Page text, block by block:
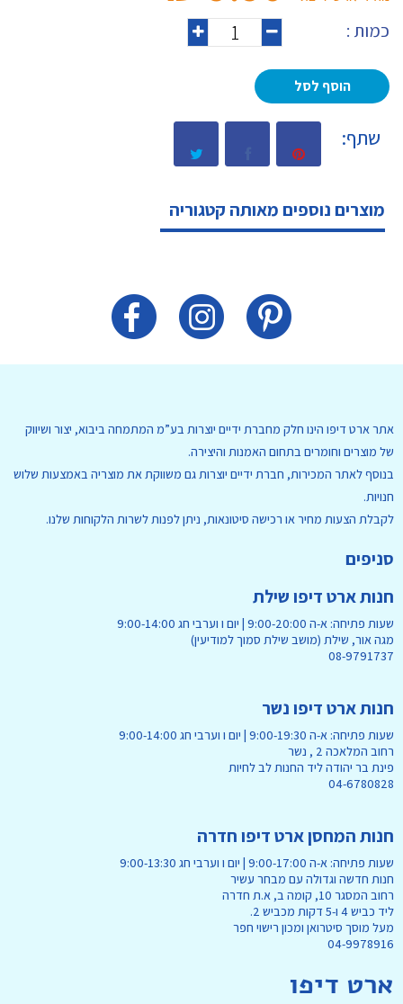
כמות :
הוסף לסל
שתף:
מוצרים נוספים מאותה קטגוריה
אתר ארט דיפו הינו חלק מחברת ידיים יוצרות בע”מ המתמחה ביבוא, יצור ושיווק
של מוצרים וחומרים בתחום האמנות והיצירה.
בנוסף לאתר המכירות, חברת ידיים יוצרות גם משווקת את מוצריה באמצעות שלוש
חנויות.
לקבלת הצעות מחיר או רכישה סיטונאות, ניתן לפנות לשרות הלקוחות שלנו.
סניפים
חנות ארט דיפו שילת
שעות פתיחה: א-ה 9:00-20:00 | יום ו וערבי חג 9:00-14:00
מגה אור, שילת (מושב שילת סמוך למודיעין)
08-9791737
חנות ארט דיפו נשר
שעות פתיחה: א-ה 9:00-19:30 | יום ו וערבי חג 9:00-14:00
רחוב המלאכה 2 , נשר
פינת בר יהודה ליד החנות לב לחיות
04-6780828
חנות המחסן ארט דיפו חדרה
שעות פתיחה: א-ה 9:00-17:00 | יום ו וערבי חג 9:00-13:30
חנות חדשה וגדולה עם מבחר עשיר
רחוב המסגר 10, קומה ב, א.ת חדרה
ליד כביש 4 ו-5 דקות מכביש 2.
מעל מוסך סיטרואן ומכון רישוי חפר
04-9978916
ארט דיפו